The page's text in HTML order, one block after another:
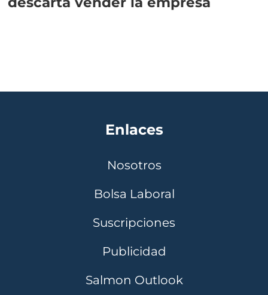
Enlaces
Nosotros
Bolsa Laboral
Suscripciones
Publicidad
Salmon Outlook